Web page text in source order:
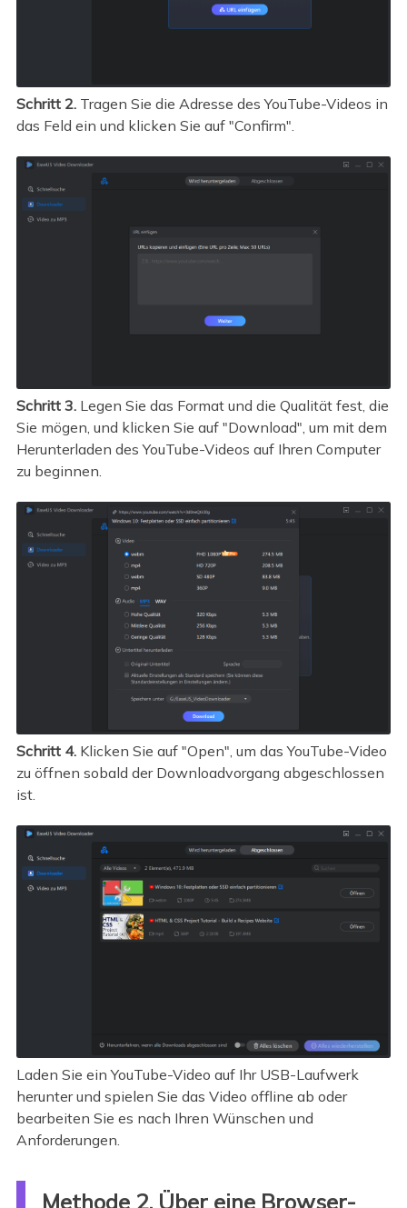
Schritt 2. Tragen Sie die Adresse des YouTube-Videos in
das Feld ein und klicken Sie auf "Confirm".
Schritt 3. Legen Sie das Format und die Qualität fest, die
Sie mögen, und klicken Sie auf "Download", um mit dem
Herunterladen des YouTube-Videos auf Ihren Computer
zu beginnen.
Schritt 4. Klicken Sie auf "Open", um das YouTube-Video
zu öffnen sobald der Downloadvorgang abgeschlossen
ist.
Laden Sie ein YouTube-Video auf Ihr USB-Laufwerk
herunter und spielen Sie das Video offline ab oder
bearbeiten Sie es nach Ihren Wünschen und
Anforderungen.
Methode 2. Über eine Browser-